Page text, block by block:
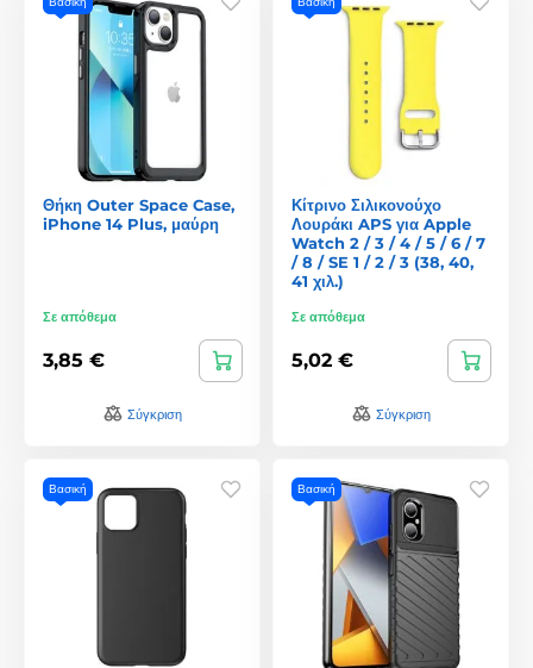
Θήκη Outer Space Case,
iPhone 14 Plus, μαύρη
Σε απόθεμα
3,85 €
Σύγκριση
Κίτρινο Σιλικονούχο
Λουράκι APS για Apple
Watch 2 / 3 / 4 / 5 / 6 / 7
/ 8 / SE 1 / 2 / 3 (38, 40,
41 χιλ.)
Σε απόθεμα
5,02 €
Σύγκριση
Βασική Βασική